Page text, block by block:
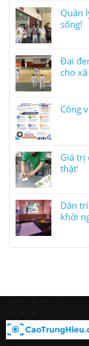
Quản
sống!
Đai
cho
Công
Giá trị
thật'
Dân
khởi